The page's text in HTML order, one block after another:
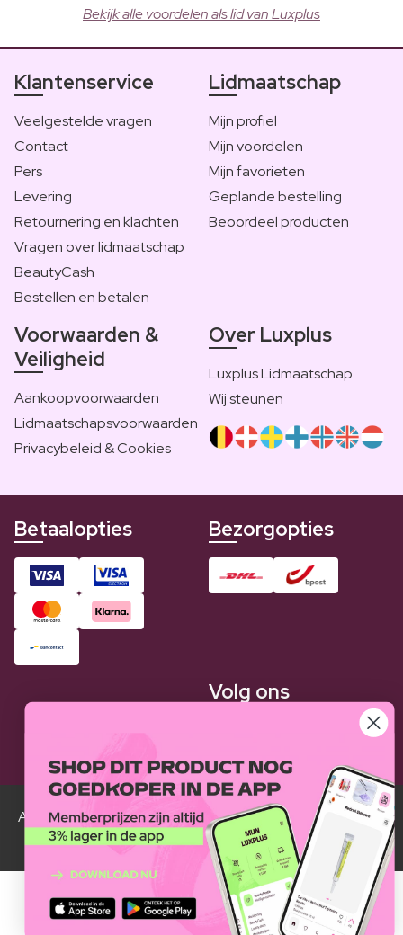
Bekijk alle voordelen als lid van Luxplus
Klantenservice
Veelgestelde vragen
Contact
Pers
Levering
Retournering en klachten
Vragen over lidmaatschap
BeautyCash
Bestellen en betalen
Lidmaatschap
Mijn profiel
Mijn voordelen
Mijn favorieten
Geplande bestelling
Beoordeel producten
Voorwaarden &
Veiligheid
Aankoopvoorwaarden
Lidmaatschapsvoorwaarden
Privacybeleid & Cookies
Over Luxplus
Luxplus Lidmaatschap
Wij steunen
Betaalopties Bezorgopties
Volg ons
Alle Luxplus ledenprijzen zijn weergegeven in vergelijking
met de normale prijzen.